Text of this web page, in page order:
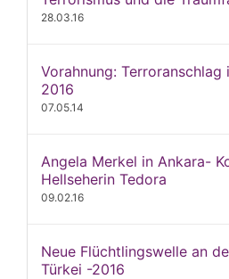
28.03.16
Vorahnung: Terroranschlag
2016
07.05.14
Angela Merkel in Ankara-
Hellseherin Tedora
09.02.16
Neue Flüchtlingswelle an
Türkei -2016